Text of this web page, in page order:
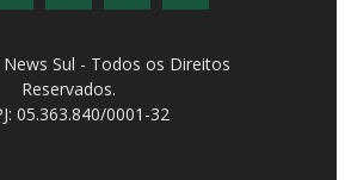
Sul - Todos os Direitos
Reservados.
05.363.840/0001-32